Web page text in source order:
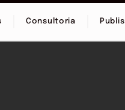
Consultoria Publis